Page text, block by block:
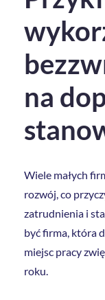
na
Wiele małych
rozwój, co
zatrudnienia i
być firma, która
miejsc pracy
roku.